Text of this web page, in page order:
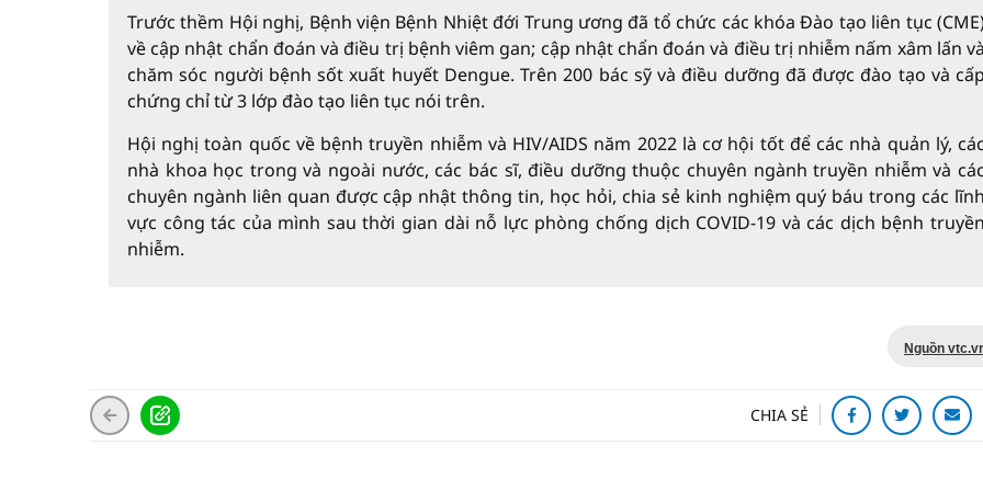
Trước thềm Hội nghị, Bệnh viện Bệnh Nhiệt đới Trung ương đã tổ chức các khóa Đào tạo liên tục
về cập nhật chẩn đoán và điều trị bệnh viêm gan; cập nhật chẩn đoán và điều trị nhiễm nấm xâm lấn và
chăm sóc người bệnh sốt xuất huyết Dengue. Trên 200 bác sỹ và điều dưỡng đã được đào tạo và cấp
chứng chỉ từ 3 lớp đào tạo liên tục nói trên.
Hội nghị toàn quốc về bệnh truyền nhiễm và HIV/AIDS năm 2022 là cơ hội tốt để các nhà quản lý, các
nhà khoa học trong và ngoài nước, các bác sĩ, điều dưỡng thuộc chuyên ngành truyền nhiễm và các
chuyên ngành liên quan được cập nhật thông tin, học hỏi, chia sẻ kinh nghiệm quý báu trong các lĩnh
vực công tác của mình sau thời gian dài nỗ lực phòng chống dịch COVID-19 và các dịch bệnh truyền
nhiễm.
Nguồn
CHIA SẺ